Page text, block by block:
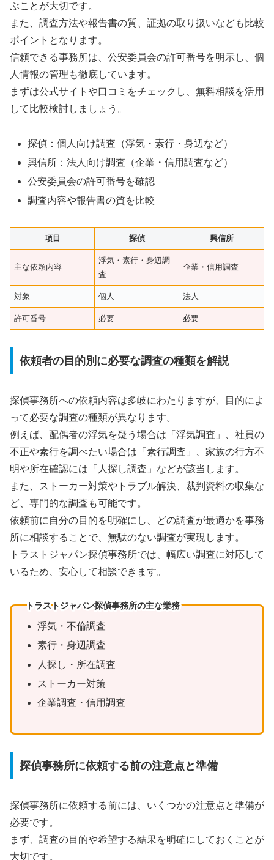
ぶことが大切です。
また、調査方法や報告書の質、証拠の取り扱いなども比較
ポイントとなります。
信頼できる事務所は、公安委員会の許可番号を明示し、個
人情報の管理も徹底しています。
まずは公式サイトや口コミをチェックし、無料相談を活用
して比較検討しましょう。
探偵：個人向け調査（浮気・素行・身辺など）
興信所：法人向け調査（企業・信用調査など）
公安委員会の許可番号を確認
調査内容や報告書の質を比較
項目 探偵 興信所
主な依頼内容
浮気・素行・身辺調
査
企業・信用調査
対象 個人 法人
許可番号 必要 必要
依頼者の目的別に必要な調査の種類を解説
探偵事務所への依頼内容は多岐にわたりますが、目的によ
って必要な調査の種類が異なります。
例えば、配偶者の浮気を疑う場合は「浮気調査」、社員の
不正や素行を調べたい場合は「素行調査」、家族の行方不
明や所在確認には「人探し調査」などが該当します。
また、ストーカー対策やトラブル解決、裁判資料の収集な
ど、専門的な調査も可能です。
依頼前に自分の目的を明確にし、どの調査が最適かを事務
所に相談することで、無駄のない調査が実現します。
トラストジャパン探偵事務所では、幅広い調査に対応して
いるため、安心して相談できます。
トラストジャパン探偵事務所の主な業務
浮気・不倫調査
素行・身辺調査
人探し・所在調査
ストーカー対策
企業調査・信用調査
探偵事務所に依頼する前の注意点と準備
探偵事務所に依頼する前には、いくつかの注意点と準備が
必要です。
まず、調査の目的や希望する結果を明確にしておくことが
大切です。